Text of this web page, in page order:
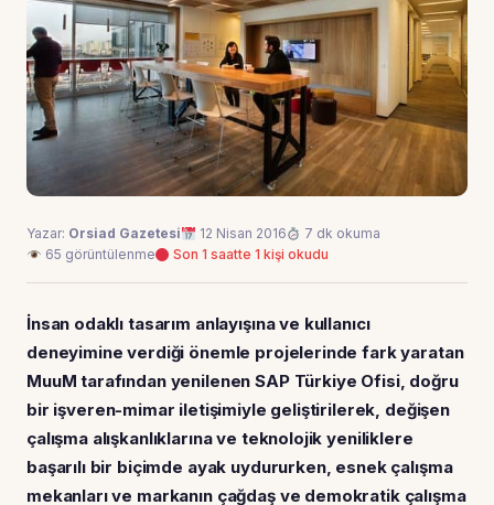
Yazar: Orsiad Gazetesi 12 Nisan 2016
7 dk okuma
65 görüntülenme
Son 1 saatte 1 kişi okudu
İnsan odaklı tasarım anlayışına ve kullanıcı
deneyimine verdiği önemle projelerinde fark yaratan
MuuM tarafından yenilenen SAP Türkiye Ofisi, doğru
bir işveren-mimar iletişimiyle geliştirilerek, değişen
çalışma alışkanlıklarına ve teknolojik yeniliklere
başarılı bir biçimde ayak uydururken, esnek çalışma
mekanları ve markanın çağdaş ve demokratik çalışma